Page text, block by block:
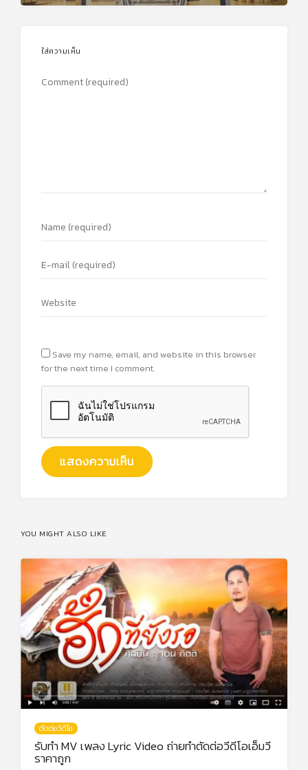
ใส่ความเห็น
Save my name, email, and website in this browser
for the next time I comment.
YOU MIGHT ALSO LIKE
ตัดต่อวิดีโอ
รับทํา MV เพลง Lyric Video ถ่ายทำตัดต่อวีดีโอเอ็มวี
ราคาถูก